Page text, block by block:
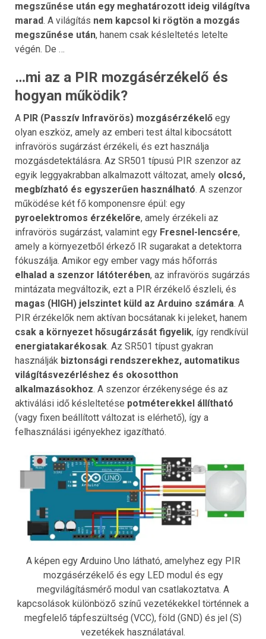
megszűnése után egy meghatározott ideig világítva
marad. A világítás nem kapcsol ki rögtön a mozgás
megszűnése után, hanem csak késleltetés letelte
végén. De …
…mi az a PIR mozgásérzékelő és
hogyan működik?
A PIR (Passzív Infravörös) mozgásérzékelő egy
olyan eszköz, amely az emberi test által kibocsátott
infravörös sugárzást érzékeli, és ezt használja
mozgásdetektálásra. Az SR501 típusú PIR szenzor az
egyik leggyakrabban alkalmazott változat, amely olcsó,
megbízható és egyszerűen használható. A szenzor
működése két fő komponensre épül: egy
pyroelektromos érzékelőre, amely érzékeli az
infravörös sugárzást, valamint egy Fresnel-lencsére,
amely a környezetből érkező IR sugarakat a detektorra
fókuszálja. Amikor egy ember vagy más hőforrás
elhalad a szenzor látóterében, az infravörös sugárzás
mintázata megváltozik, ezt a PIR érzékelő észleli, és
magas (HIGH) jelszintet küld az Arduino számára. A
PIR érzékelők nem aktívan bocsátanak ki jeleket, hanem
csak a környezet hősugárzását figyelik, így rendkívül
energiatakarékosak. Az SR501 típust gyakran
használják biztonsági rendszerekhez, automatikus
világításvezérléshez és okosotthon
alkalmazásokhoz. A szenzor érzékenysége és az
aktiválási idő késleltetése potméterekkel állítható
(vagy fixen beállított változat is elérhető), így a
felhasználási igényekhez igazítható.
A képen egy Arduino Uno látható, amelyhez egy PIR
mozgásérzékelő és egy LED modul és egy
megvilágításmérő modul van csatlakoztatva. A
kapcsolások különböző színű vezetékekkel történnek a
megfelelő tápfeszültség (VCC), föld (GND) és jel (S)
vezetékek használatával.